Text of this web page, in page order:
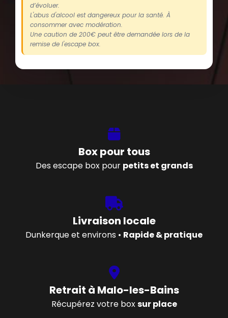
d’évoluer.
L'abus d'alcool est dangereux pour la santé. À
consommer avec modération.
Une caution de 200€ peut être demandée lors de la
remise de l'escape box.
Box pour tous
Des escape box pour petits et grands
Livraison locale
Dunkerque et environs • Rapide & pratique
Retrait à Malo-les-Bains
Récupérez votre boxsur place